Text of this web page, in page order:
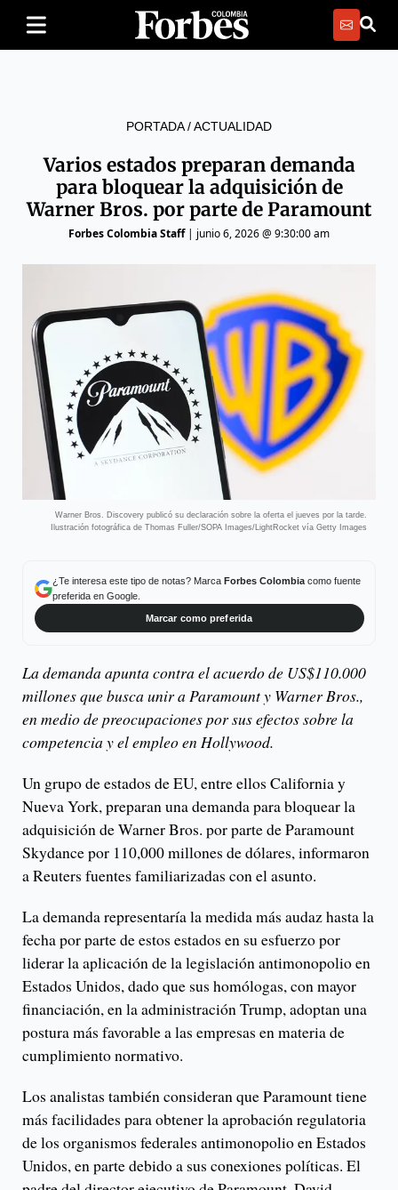
PORTADA/ACTUALIDAD
Varios estados preparan demanda
para bloquear la adquisición de
Warner Bros. por parte de Paramount
Forbes Colombia Staff| junio 6, 2026 @ 9:30:00 am
Warner Bros. Discovery publicó su declaración sobre la oferta el jueves por la tarde.
Ilustración fotográfica de Thomas Fuller/SOPA Images/LightRocket vía Getty Images
¿Te interesa este tipo de notas? Marca Forbes Colombiacomo fuente
preferida en Google.
Marcar como preferida
La demanda apunta contra el acuerdo de US$110.000
millones que busca unir a Paramount y Warner Bros.,
en medio de preocupaciones por sus efectos sobre la
competencia y el empleo en Hollywood.
Un grupo de estados de EU, entre ellos California y
Nueva York, preparan una demanda para bloquear la
adquisición de Warner Bros. por parte de Paramount
Skydance por 110,000 millones de dólares, informaron
a Reuters fuentes familiarizadas con el asunto.
La demanda representaría la medida más audaz hasta la
fecha por parte de estos estados en su esfuerzo por
liderar la aplicación de la legislación antimonopolio en
Estados Unidos, dado que sus homólogas, con mayor
financiación, en la administración Trump, adoptan una
postura más favorable a las empresas en materia de
cumplimiento normativo.
Los analistas también consideran que Paramount tiene
más facilidades para obtener la aprobación regulatoria
de los organismos federales antimonopolio en Estados
Unidos, en parte debido a sus conexiones políticas. El